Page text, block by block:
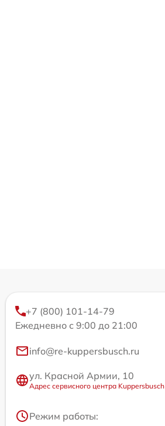
+7 (800) 101-14-79
Ежедневно с 9:00 до 21:00
info@re-kuppersbusch.ru
ул. Красной Армии, 10
Адрес сервисного центра Kuppersbusch
Режим работы: